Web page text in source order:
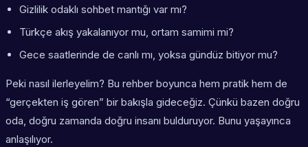
Gizlilik odaklı sohbet mantığı var mı?
Türkçe akış yakalanıyor mu, ortam samimi mi?
Gece saatlerinde de canlı mı, yoksa gündüz bitiyor mu?
Peki nasıl ilerleyelim? Bu rehber boyunca hem pratik hem de
“gerçekten iş gören” bir bakışla gideceğiz. Çünkü bazen doğru
oda, doğru zamanda doğru insanı bulduruyor. Bunu yaşayınca
anlaşılıyor.